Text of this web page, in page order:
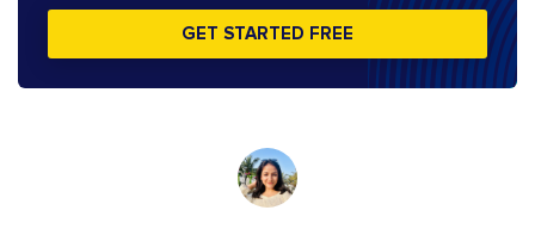
GET STARTED FREE